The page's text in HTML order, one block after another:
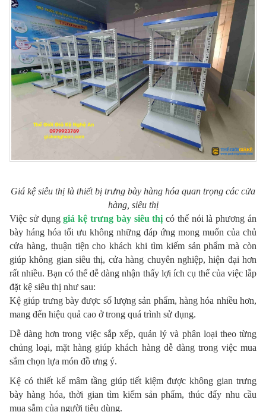
Giá kệ siêu thị là thiết bị trưng bày hàng hóa quan trọng các cửa
hàng, siêu thị
Việc sử dụnggiá kệ trưng bày siêu thị có thể nói là phương án
bày háng hóa tối ưu không những đáp ứng mong muốn của chủ
cửa hàng, thuận tiện cho khách khi tìm kiếm sản phẩm mà còn
giúp không gian siêu thị, cửa hàng chuyên nghiệp, hiện đại hơn
rất nhiều. Bạn có thể dễ dàng nhận thấy lợi ích cụ thể của việc lắp
đặt kệ siêu thị như sau:
Kệ giúp trưng bày được số lượng sản phẩm, hàng hóa nhiều hơn,
mang đến hiệu quả cao ở trong quá trình sử dụng.
Dễ dàng hơn trong việc sắp xếp, quản lý và phân loại theo từng
chủng loại, mặt hàng giúp khách hàng dễ dàng trong việc mua
sắm chọn lựa món đồ ưng ý.
Kệ có thiết kế mâm tầng giúp tiết kiệm được không gian trưng
bày hàng hóa, thời gian tìm kiếm sản phẩm, thúc đẩy nhu cầu
mua sắm của người tiêu dùng.